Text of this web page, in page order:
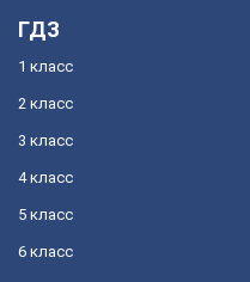
ГДЗ
1 класс
2 класс
3 класс
4 класс
5 класс
6 класс